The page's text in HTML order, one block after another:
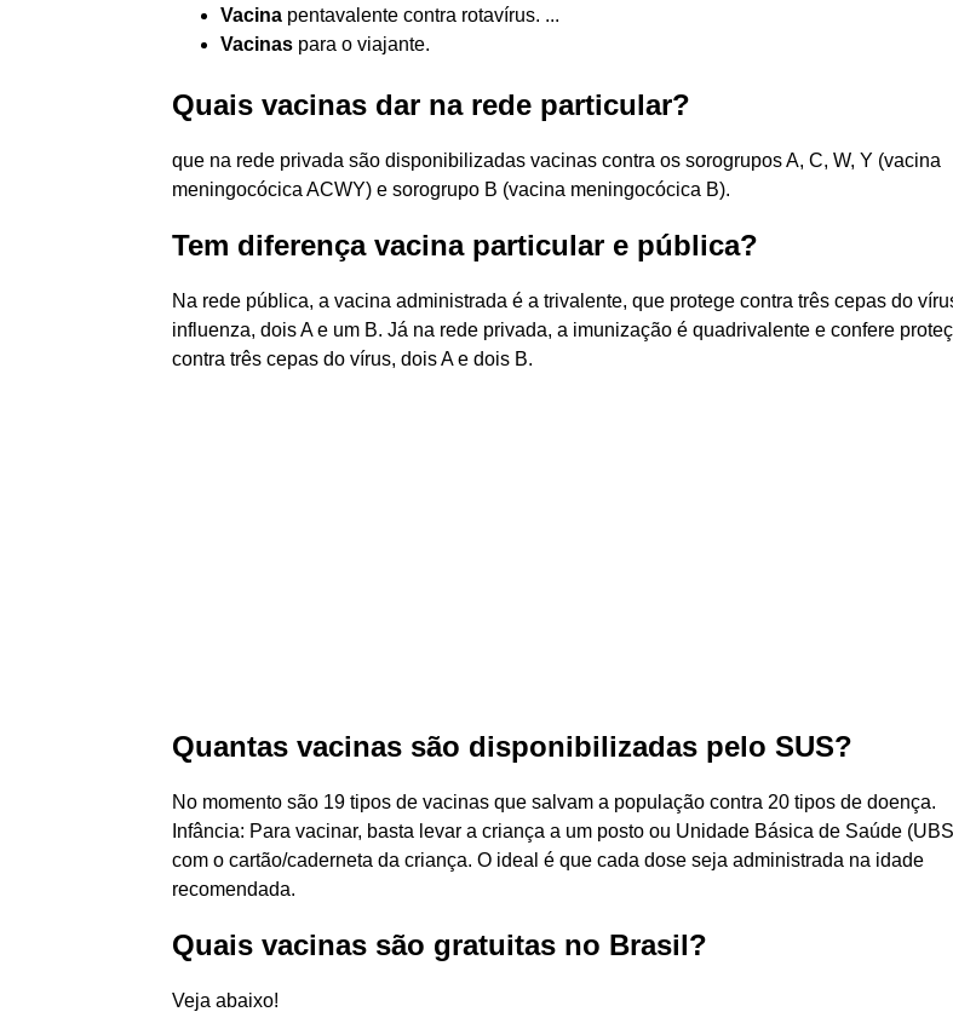
Vacina pentavalente contra rotavírus. ...
Vacinas para o viajante.
Quais vacinas dar na rede particular?
que na rede privada são disponibilizadas vacinas contra os sorogrupos A, C, W, Y (vacina
meningocócica ACWY) e sorogrupo B (vacina meningocócica B).
Tem diferença vacina particular e pública?
Na rede pública, a vacina administrada é a trivalente, que protege contra três cepas do
influenza, dois A e um B. Já na rede privada, a imunização é quadrivalente e confere
contra três cepas do vírus, dois A e dois B.
Quantas vacinas são disponibilizadas pelo SUS?
No momento são 19 tipos de vacinas que salvam a população contra 20 tipos de doença.
Infância: Para vacinar, basta levar a criança a um posto ou Unidade Básica de Saúde
com o cartão/caderneta da criança. O ideal é que cada dose seja administrada na idade
recomendada.
Quais vacinas são gratuitas no Brasil?
Veja abaixo!